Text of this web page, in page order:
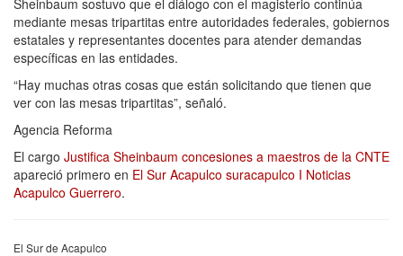
mediante mesas tripartitas entre autoridades federales, gobiernos
estatales y representantes docentes para atender demandas
específicas en las entidades.
“Hay muchas otras cosas que están solicitando que tienen que
ver con las mesas tripartitas”, señaló.
Agencia Reforma
El cargo Justifica Sheinbaum concesiones a maestros de la CNTE
apareció primero en El Sur Acapulco suracapulco I Noticias
Acapulco Guerrero.
El Sur de Acapulco